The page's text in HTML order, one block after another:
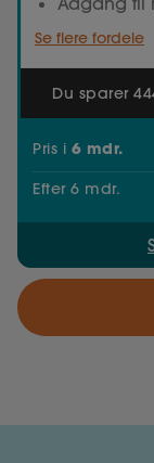
Se flere fordele
Du sparer
Pris i 6 mdr.
Efter 6 mdr.